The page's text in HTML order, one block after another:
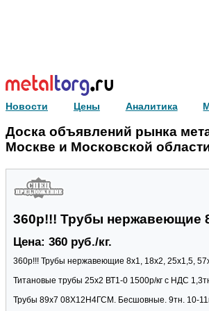
Новости Цены Аналитика
Доска объявлений рынка
Москве и Московской
360р!!! Трубы нержавеющие
Цена: 360 руб./кг.
360р!!! Трубы нержавеющие 8х1, 18х2, 25х1,5,
Титановые трубы 25х2 ВТ1-0 1500р/кг с НДС
Трубы 89х7 08Х12Н4ГСМ. Бесшовные. 9тн. 10-